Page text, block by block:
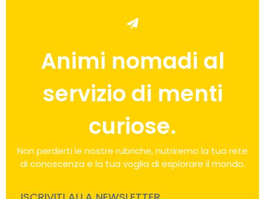
Animi nomadi al
servizio di menti
curiose.
Non perderti le nostre rubriche, nutriremo la tua rete
di conoscenza e la tua voglia di esplorare il mondo.